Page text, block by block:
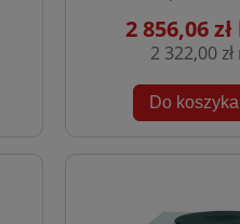
2 856,06 zł
2 322,00 zł
Do koszyka